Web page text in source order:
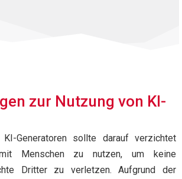
zur Nutzung von KI-
Generatoren sollte darauf verzichtet
Menschen zu nutzen, um keine
Dritter zu verletzen. Aufgrund der